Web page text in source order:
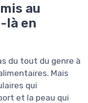
au
là en
du tout du genre à
Mais
qui
et la peau qui